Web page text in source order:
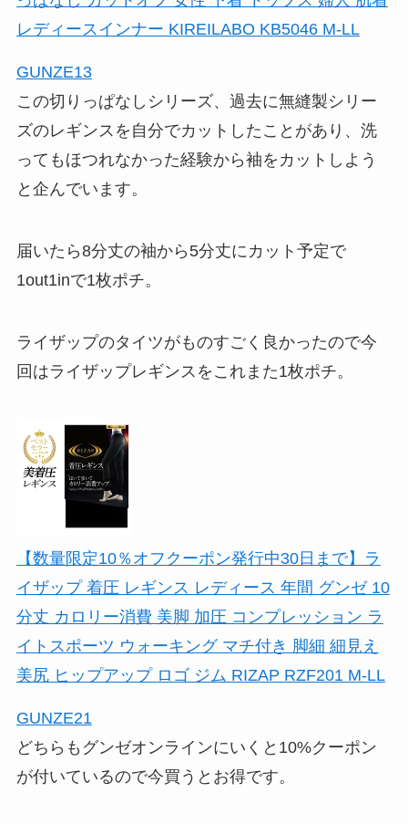
レディースインナー KIREILABO KB5046 M-LL
GUNZE13
この切りっぱなしシリーズ、過去に無縫製シリー
ズのレギンスを自分でカットしたことがあり、洗
ってもほつれなかった経験から袖をカットしよう
と企んでいます。
届いたら8分丈の袖から5分丈にカット予定で
1out1inで1枚ポチ。
ライザップのタイツがものすごく良かったので今
回はライザップレギンスをこれまた1枚ポチ。
【数量限定10％オフクーポン発行中30日まで】ラ
イザップ 着圧 レギンス レディース 年間 グンゼ 10
分丈 カロリー消費 美脚 加圧 コンプレッション ラ
イトスポーツ ウォーキング マチ付き 脚細 細見え
美尻 ヒップアップ ロゴ ジム RIZAP RZF201 M-LL
GUNZE21
どちらもグンゼオンラインにいくと10%クーポン
が付いているので今買うとお得です。